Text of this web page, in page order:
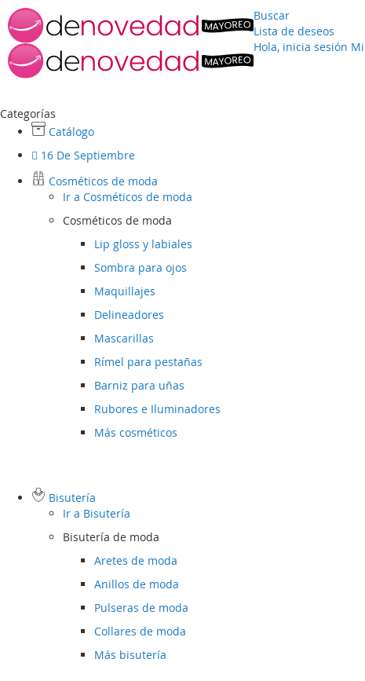
Buscar
Lista de deseos
Hola, inicia sesión
Categorías
Catálogo
16 De Septiembre
Cosméticos de moda
Ir a Cosméticos de moda
Cosméticos de moda
Lip gloss y labiales
Sombra para ojos
Maquillajes
Delineadores
Mascarillas
Rímel para pestañas
Barniz para uñas
Rubores e Iluminadores
Más cosméticos
Bisutería
Ir a Bisutería
Bisutería de moda
Aretes de moda
Anillos de moda
Pulseras de moda
Collares de moda
Más bisutería